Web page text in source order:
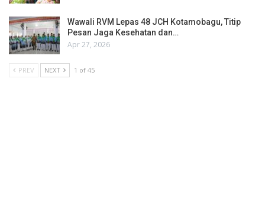
Wawali RVM Lepas 48 JCH Kotamobagu, Titip
Pesan Jaga Kesehatan dan…
Apr 27, 2026
PREV NEXT 1 of 45